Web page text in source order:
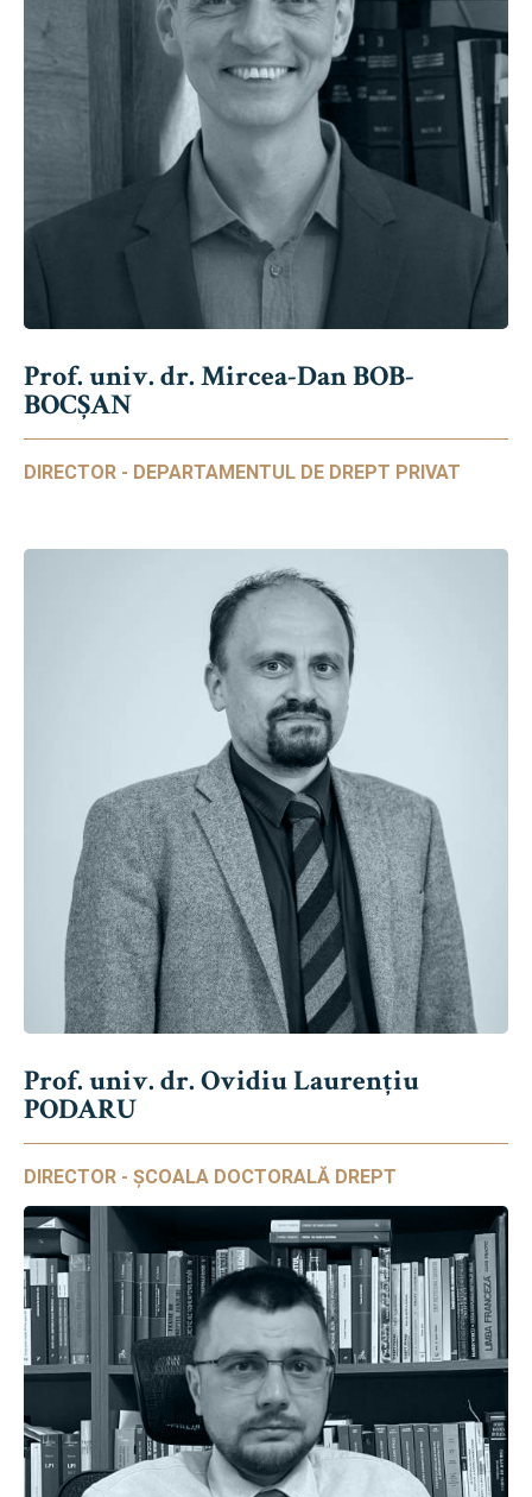
Prof. univ. dr. Mircea-Dan BOB-
BOCȘAN
DIRECTOR - DEPARTAMENTUL DE DREPT PRIVAT
Prof. univ. dr. Ovidiu Laurențiu
PODARU
DIRECTOR - ȘCOALA DOCTORALĂ DREPT